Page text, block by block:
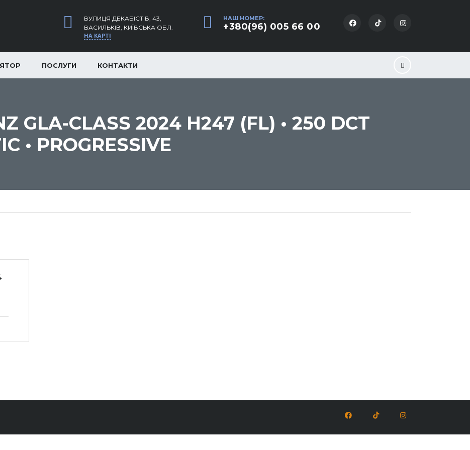
НАШ НОМЕР:
+380(96) 005 66 00
ВУЛИЦЯ ДЕКАБІСТІВ, 43,
ВАСИЛЬКІВ, КИЇВСЬКА ОБЛ.
НА КАРТІ
ПОСЛУГИ КОНТАКТИ
GLA-CLASS 2024 H247 (FL) • 250 DCT
• PROGRESSIVE